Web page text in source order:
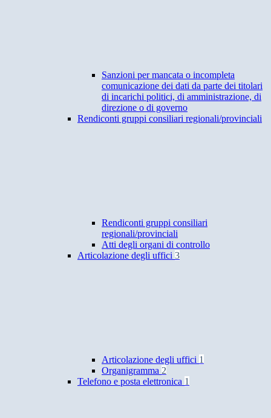
Sanzioni per mancata o incompleta
comunicazione dei dati da parte dei titolari
di incarichi politici, di amministrazione, di
direzione o di governo
Rendiconti gruppi consiliari regionali/provinciali
Rendiconti gruppi consiliari
regionali/provinciali
Atti degli organi di controllo
Articolazione degli uffici 3
Articolazione degli uffici 1
Organigramma 2
Telefono e posta elettronica 1